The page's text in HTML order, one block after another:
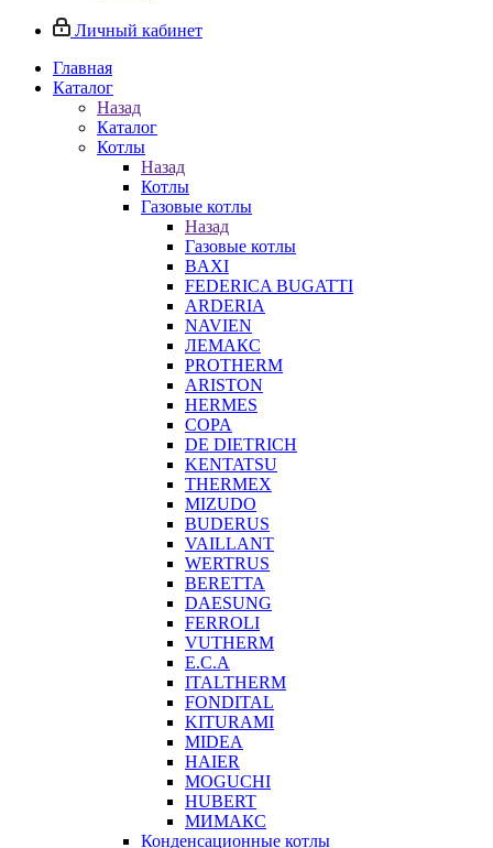
Личный кабинет
Главная
Каталог
Назад
Каталог
Котлы
Назад
Котлы
Газовые котлы
Назад
Газовые котлы
BAXI
FEDERICA BUGATTI
ARDERIA
NAVIEN
ЛЕМАКС
PROTHERM
ARISTON
HERMES
COPA
DE DIETRICH
KENTATSU
THERMEX
MIZUDO
BUDERUS
VAILLANT
WERTRUS
BERETTA
DAESUNG
FERROLI
VUTHERM
E.C.A
ITALTHERM
FONDITAL
KITURAMI
MIDEA
HAIER
MOGUCHI
HUBERT
МИМАКС
Конденсационные котлы